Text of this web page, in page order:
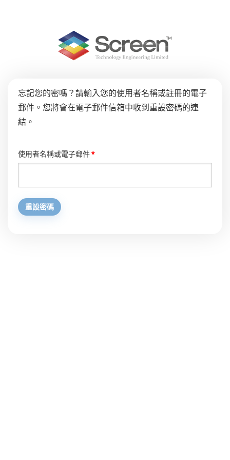
忘記您的密嗎？請輸入您的使用者名稱或註冊的電子
郵件。您將會在電子郵件信箱中收到重設密碼的連
結。
使用者名稱或電子郵件*必
重設密碼